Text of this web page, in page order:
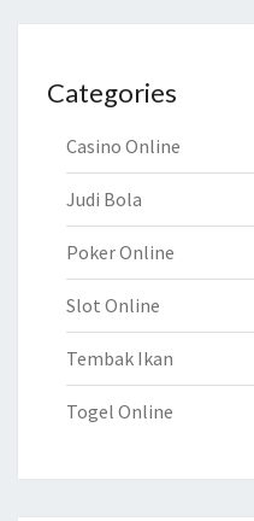
Categories
Casino Online
Judi Bola
Poker Online
Slot Online
Tembak Ikan
Togel Online